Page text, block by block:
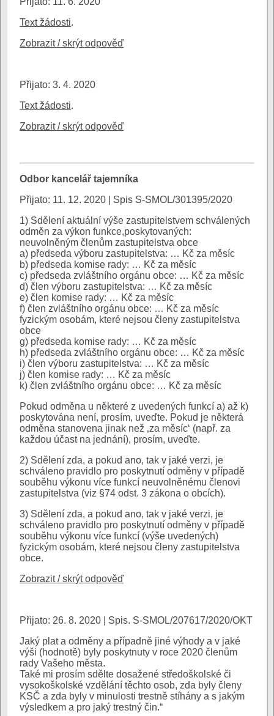
Text žádosti.
Zobrazit / skrýt odpověď
Přijato: 3. 4. 2020
Text žádosti.
Zobrazit / skrýt odpověď
Odbor kancelář tajemníka
Přijato: 11. 12. 2020 | Spis S-SMOL/301395/2020
1) Sdělení aktuální výše zastupitelstvem schválených
odměn za výkon funkce,poskytovaných:
neuvolněným členům zastupitelstva obce
a) předseda výboru zastupitelstva: … Kč za měsíc
b) předseda komise rady: … Kč za měsíc
c) předseda zvláštního orgánu obce: … Kč za měsíc
d) člen výboru zastupitelstva: … Kč za měsíc
e) člen komise rady: … Kč za měsíc
f) člen zvláštního orgánu obce: … Kč za měsíc
fyzickým osobám, které nejsou členy zastupitelstva
obce
g) předseda komise rady: … Kč za měsíc
h) předseda zvláštního orgánu obce: … Kč za měsíc
i) člen výboru zastupitelstva: … Kč za měsíc
j) člen komise rady: … Kč za měsíc
k) člen zvláštního orgánu obce: … Kč za měsíc
Pokud odměna u některé z uvedených funkcí a) až k)
poskytována není, prosím, uveďte. Pokud je některá
odměna stanovena jinak než ‚za měsíc‘ (např. za
každou účast na jednání), prosím, uveďte.
2) Sdělení zda, a pokud ano, tak v jaké verzi, je
schváleno pravidlo pro poskytnutí odměny v případě
souběhu výkonu více funkcí neuvolněnému členovi
zastupitelstva (viz §74 odst. 3 zákona o obcích).
3) Sdělení zda, a pokud ano, tak v jaké verzi, je
schváleno pravidlo pro poskytnutí odměny v případě
souběhu výkonu více funkcí (výše uvedených)
fyzickým osobám, které nejsou členy zastupitelstva
obce.
Zobrazit / skrýt odpověď
Přijato: 26. 8. 2020 | Spis. S-SMOL/207617/2020/OKT
Jaký plat a odměny a případně jiné výhody a v jaké
výši (hodnotě) byly poskytnuty v roce 2020 členům
rady Vašeho města.
Také mi prosím sdělte dosažené středoškolské či
vysokoškolské vzdělání těchto osob, zda byly členy
KSČ a zda byly v minulosti trestně stíhány a s jakým
výsledkem a pro jaký trestný čin.“